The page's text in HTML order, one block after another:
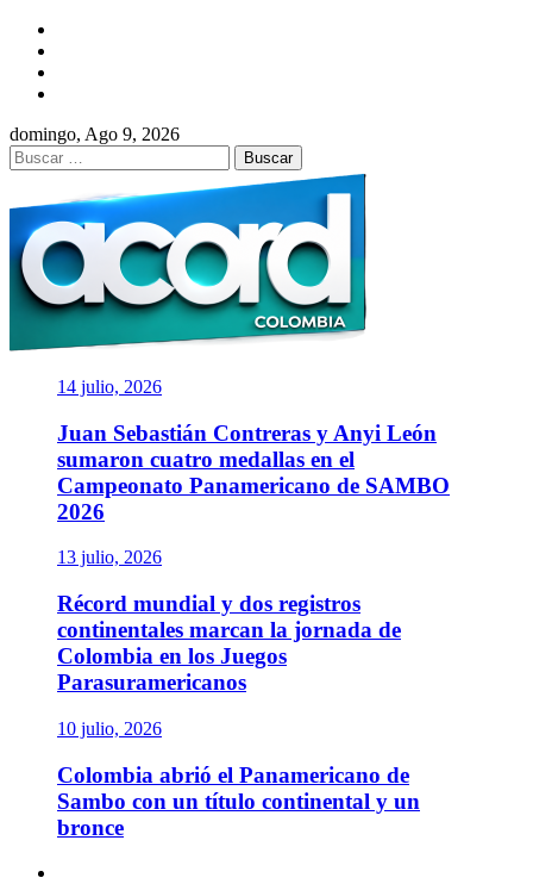
Saltar
contenido
domingo, Ago 9, 2026
Buscar:
Asociación de Periodistas Deportivos
14 julio, 2026
Juan Sebastián Contreras y Anyi León
sumaron cuatro medallas en el
Campeonato Panamericano de SAMBO
2026
13 julio, 2026
Récord mundial y dos registros
continentales marcan la jornada de
Colombia en los Juegos
Parasuramericanos
10 julio, 2026
Colombia abrió el Panamericano de
Sambo con un título continental y un
bronce
Menú